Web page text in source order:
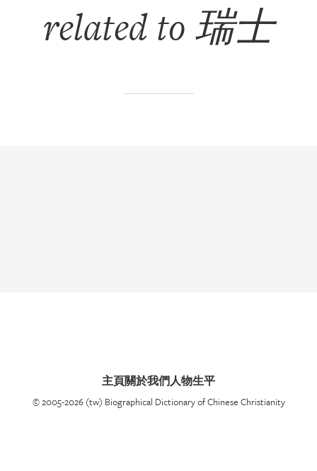
related to 瑞士
主頁關於我們人物生平
© 2005-2026 (tw) Biographical Dictionary of Chinese Christianity